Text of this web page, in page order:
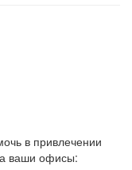
в привлечении
ваши офисы: